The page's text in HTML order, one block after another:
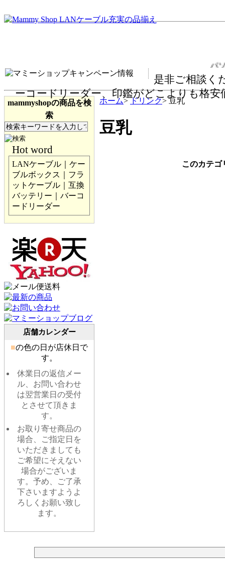
パ
是非ご相談く
ーコードリーダー、印鑑がどこよりも格安
mammyshopの商品を検
索
Hot word
LANケーブル｜ケー
ブルボックス｜フラ
ットケーブル｜互換
バッテリー｜バーコ
ードリーダー
店舗カレンダー
■の色の日が店休日で
す。
休業日の返信メー
ル、お問い合わせ
は翌営業日の受付
とさせて頂きま
す。
お取り寄せ商品の
場合、ご指定日を
いただきましても
ご希望にそえない
場合がございま
す。予め、ご了承
下さいますようよ
ろしくお願い致し
ます。
ホーム>ドリンク> 豆乳
豆乳
このカテゴ